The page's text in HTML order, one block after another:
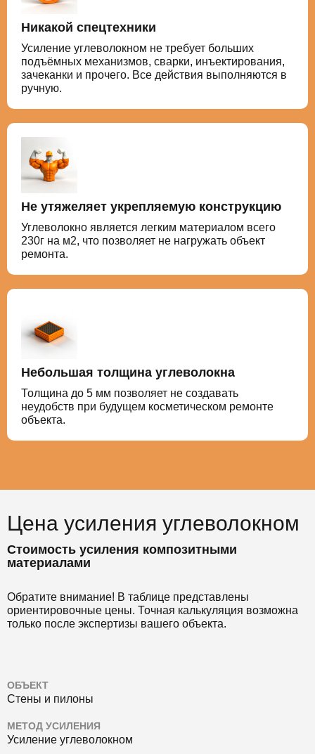
Никакой спецтехники
Усиление углеволокном не требует больших
подъёмных механизмов, сварки, инъектирования,
зачеканки и прочего. Все действия выполняются в
ручную.
Не утяжеляет укрепляемую конструкцию
Углеволокно является легким материалом всего
230г на м2, что позволяет не нагружать объект
ремонта.
Небольшая толщина углеволокна
Толщина до 5 мм позволяет не создавать
неудобств при будущем косметическом ремонте
объекта.
Цена усиления углеволокном
Стоимость усиления композитными
материалами
Обратите внимание! В таблице представлены
ориентировочные цены. Точная калькуляция возможна
только после экспертизы вашего объекта.
ОБЪЕКТ
Стены и пилоны
МЕТОД УСИЛЕНИЯ
Усиление углеволокном